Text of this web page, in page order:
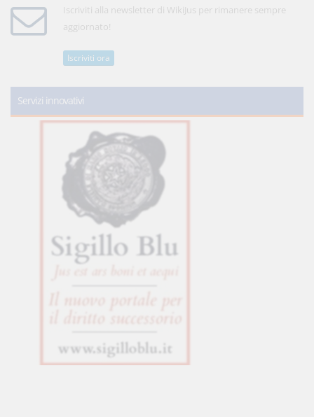
Iscriviti alla newsletter di WikiJus per rimanere sempre
aggiornato!
Iscriviti ora
Servizi innovativi